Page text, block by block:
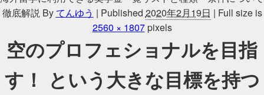
徹底解説 Byてんゆう | Published 2020年2月19日 | Full size is
2560 × 1807pixels
空のプロフェショナルを目指
す！ という大きな目標を持つ